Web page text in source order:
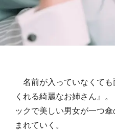
でシェア
クマーク
名前が入っていなくて
くれる綺麗なお姉さん』
ックで美しい男女が一つ
まれていく。